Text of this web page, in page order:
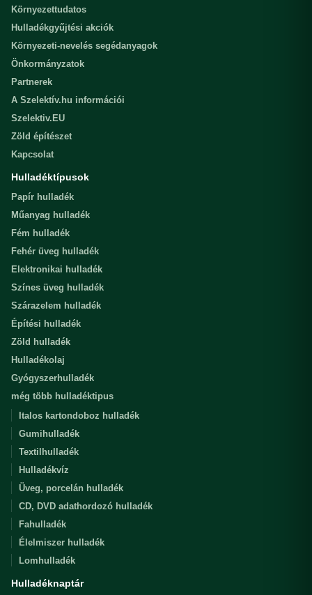
Környezettudatos
Hulladékgyűjtési akciók
Környezeti-nevelés segédanyagok
Önkormányzatok
Partnerek
A Szelektív.hu információi
Szelektiv.EU
Zöld építészet
Kapcsolat
Hulladéktípusok
Papír hulladék
Műanyag hulladék
Fém hulladék
Fehér üveg hulladék
Elektronikai hulladék
Színes üveg hulladék
Szárazelem hulladék
Építési hulladék
Zöld hulladék
Hulladékolaj
Gyógyszerhulladék
még több hulladéktipus
Italos kartondoboz hulladék
Gumihulladék
Textilhulladék
Hulladékvíz
Üveg, porcelán hulladék
CD, DVD adathordozó hulladék
Fahulladék
Élelmiszer hulladék
Lomhulladék
Hulladéknaptár